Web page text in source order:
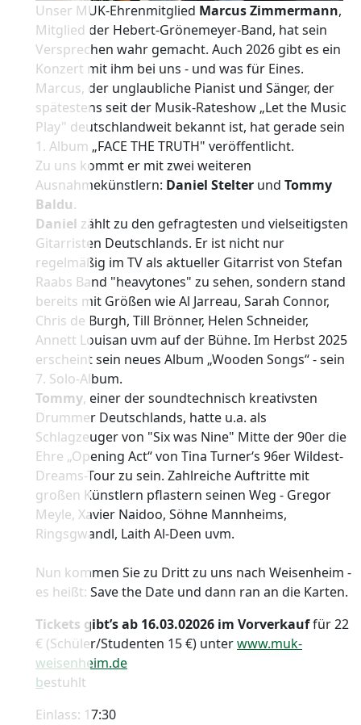
Unser MUK-Ehrenmitglied Marcus Zimmermann,
Mitglied der Hebert-Grönemeyer-Band, hat sein
Versprechen wahr gemacht. Auch 2026 gibt es ein
Konzert mit ihm bei uns - und was für Eines.
Marcus, der unglaubliche Pianist und Sänger, der
spätestens seit der Musik-Rateshow „Let the Music
Play" deutschlandweit bekannt ist, hat gerade sein
1. Album „FACE THE TRUTH" veröffentlicht.
Zu uns kommt er mit zwei weiteren
Ausnahmekünstlern: Daniel Stelter und Tommy
Baldu.
Daniel zählt zu den gefragtesten und vielseitigsten
Gitarristen Deutschlands. Er ist nicht nur
regelmäßig im TV als aktueller Gitarrist von Stefan
Raabs Band "heavytones" zu sehen, sondern stand
bereits mit Größen wie Al Jarreau, Sarah Connor,
Chris de Burgh, Till Brönner, Helen Schneider,
Annett Louisan uvm auf der Bühne. Im Herbst 2025
erscheint sein neues Album „Wooden Songs“ - sein
7. Solo-Album.
Tommy, einer der soundtechnisch kreativsten
Drummer Deutschlands, hatte u.a. als
Schlagzeuger von "Six was Nine" Mitte der 90er die
Ehre „Opening Act“ von Tina Turner‘s 96er Wildest-
Dreams-Tour zu sein. Zahlreiche Auftritte mit
großen Künstlern pflastern seinen Weg - Gregor
Meyle, Xavier Naidoo, Söhne Mannheims,
Ringsgwandl, Laith Al-Deen uvm.
Nun kommen Sie zu Dritt zu uns nach Weisenheim -
es heißt: Save the Date und dann ran an die Karten.
Tickets gibt’s ab 16.03.02026 im Vorverkauffür 22
€ (Schüler/Studenten 15 €) unterwww.muk-
weisenheim.de
bestuhlt
Einlass: 17:30